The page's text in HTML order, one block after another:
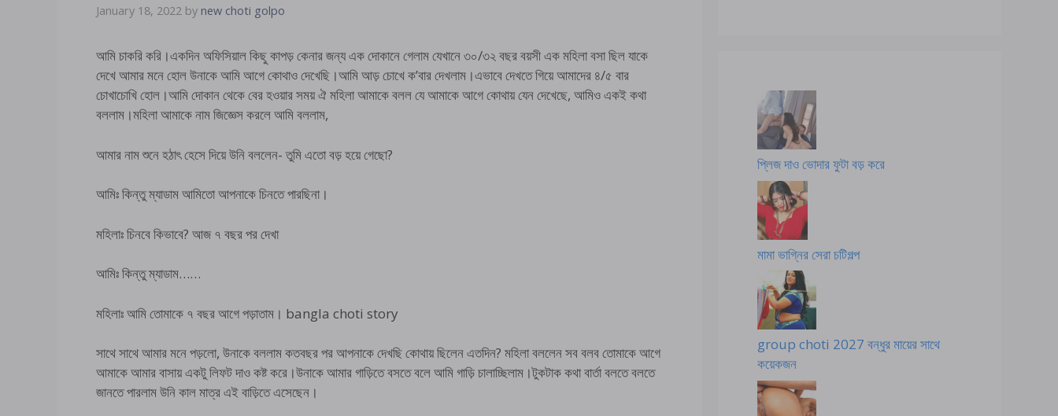
January 18, 2022 by new choti golpo
আমি চাকরি করি।একদিন অফিসিয়াল কিছু কাপড় কেনার জন্য এক দোকানে গেলাম যেখানে ৩০/৩২ বছর বয়সী এক মহিলা বসা ছিল যাকে
দেখে আমার মনে হোল উনাকে আমি আগে কোথাও দেখেছি।আমি আড় চোখে ক’বার দেখলাম।এভাবে দেখতে গিয়ে আমাদের ৪/৫ বার
চোখাচোখি হোল।আমি দোকান থেকে বের হওয়ার সময় ঐ মহিলা আমাকে বলল যে আমাকে আগে কোথায় যেন দেখেছে, আমিও একই কথা
বললাম।মহিলা আমাকে নাম জিজ্ঞেস করলে আমি বললাম,
আমার নাম শুনে হঠাৎ হেসে দিয়ে উনি বললেন- তুমি এতো বড় হয়ে গেছো?
আমিঃ কিন্তু ম্যাডাম আমিতো আপনাকে চিনতে পারছিনা।
মহিলাঃ চিনবে কিভাবে? আজ ৭ বছর পর দেখা
আমিঃ কিন্তু ম্যাডাম……
মহিলাঃ আমি তোমাকে ৭ বছর আগে পড়াতাম। bangla choti story
সাথে সাথে আমার মনে পড়লো, উনাকে বললাম কতবছর পর আপনাকে দেখছি কোথায় ছিলেন এতদিন? মহিলা বললেন সব বলব তোমাকে আগে
আমাকে আমার বাসায় একটু লিফট দাও কষ্ট করে।উনাকে আমার গাড়িতে বসতে বলে আমি গাড়ি চালাচ্ছিলাম।টুকটাক কথা বার্তা বলতে বলতে
জানতে পারলাম উনি কাল মাত্র এই বাড়িতে এসেছেন।
প্লিজ দাও ভোদার ফুটা বড় করে
মামা ভাগ্নির সেরা চটিগল্প
group choti 2027 বন্ধুর মায়ের সাথে
কয়েকজন